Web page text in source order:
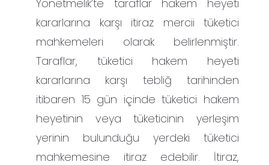
Yönetmelik’te taraflar hakem heyeti
kararlarına karşı itiraz mercii tüketici
mahkemeleri olarak belirlenmiştir.
Taraflar, tüketici hakem heyeti
kararlarına karşı tebliğ tarihinden
itibaren 15 gün içinde tüketici hakem
heyetinin veya tüketicinin yerleşim
yerinin bulunduğu yerdeki tüketici
mahkemesine itiraz edebilir. İtiraz,